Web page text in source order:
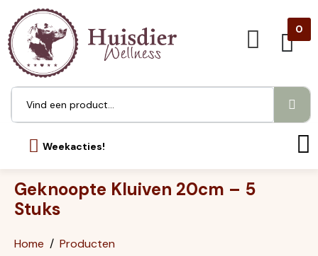
0
Weekacties!
Geknoopte Kluiven 20cm – 5
Stuks
Home
Producten